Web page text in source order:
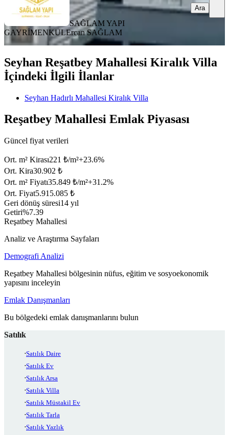
SAĞLAM YAPI
GAYRİMENKULErcan SAĞLAM
Ara
Seyhan Reşatbey Mahallesi Kiralık Villa
İçindeki İlgili İlanlar
Seyhan Hadırlı Mahallesi Kiralık Villa
Reşatbey Mahallesi Emlak Piyasası
Güncel fiyat verileri
Ort. m² Kirası221 ₺/m²+23.6%
Ort. Kira30.902 ₺
Ort. m² Fiyatı35.849 ₺/m²+31.2%
Ort. Fiyat5.915.085 ₺
Geri dönüş süresi14 yıl
Getiri%7.39
Reşatbey Mahallesi
Analiz ve Araştırma Sayfaları
Demografi Analizi
Reşatbey Mahallesi bölgesinin nüfus, eğitim ve sosyoekonomik
yapısını inceleyin
Emlak Danışmanları
Bu bölgedeki emlak danışmanlarını bulun
Satılık
Satılık Daire
Satılık Ev
Satılık Arsa
Satılık Villa
Satılık Müstakil Ev
Satılık Tarla
Satılık Yazlık